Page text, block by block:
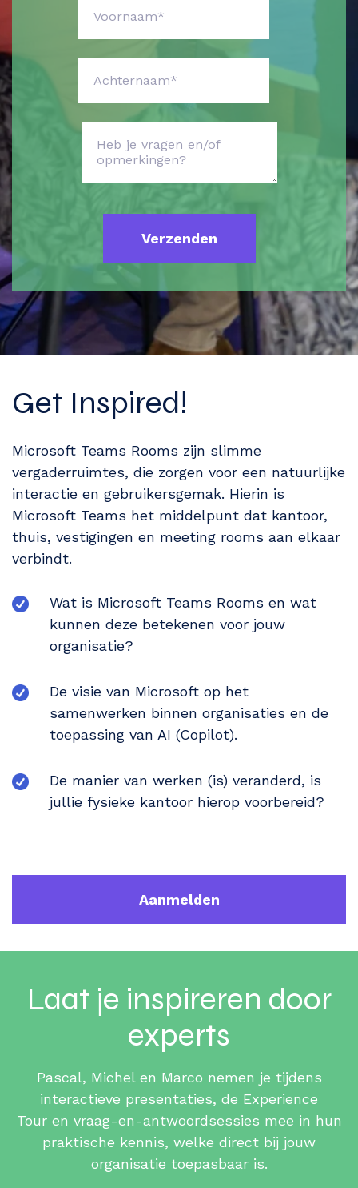
Get Inspired!
Microsoft Teams Rooms zijn slimme
vergaderruimtes, die zorgen voor een natuurlijke
interactie en gebruikersgemak. Hierin is
Microsoft Teams het middelpunt dat kantoor,
thuis, vestigingen en meeting rooms aan elkaar
verbindt.
Wat is Microsoft Teams Rooms en wat
kunnen deze betekenen voor jouw
organisatie?
De visie van Microsoft op het
samenwerken binnen organisaties en de
toepassing van AI (Copilot).
De manier van werken (is) veranderd, is
jullie fysieke kantoor hierop voorbereid?
Aanmelden
Laat je inspireren door
experts
Pascal, Michel en Marco nemen je tijdens
interactieve presentaties, de Experience
Tour en vraag-en-antwoordsessies mee in hun
praktische kennis, welke direct bij jouw
organisatie toepasbaar is.